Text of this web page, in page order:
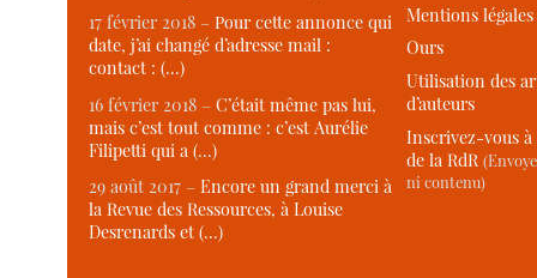
17 février 2018 –Pour cette annonce qui
date, j’ai changé d’adresse mail :
contact : (…)
16 février 2018 –C’était même pas lui,
mais c’est tout comme : c’est Aurélie
Filipetti qui a (…)
29 août 2017 –Encore un grand merci à
la Revue des Ressources, à Louise
Desrenards et (…)
Mentions légales
Ours
Utilisation des
d’auteurs
Inscrivez-vous
de la RdR
ni contenu)